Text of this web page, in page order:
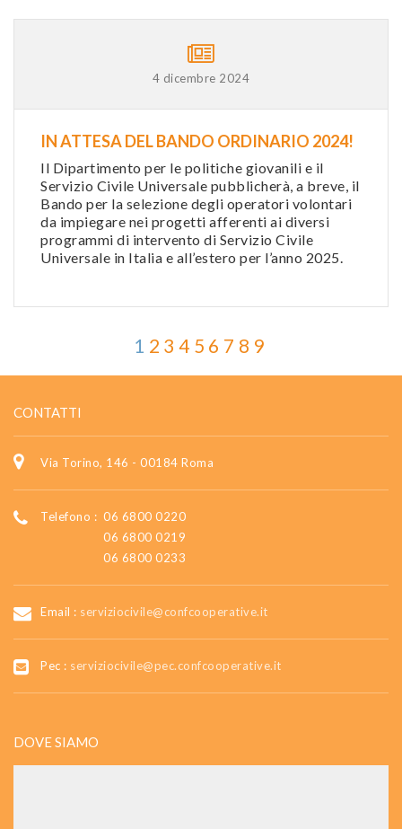
4 dicembre 2024
IN ATTESA DEL BANDO ORDINARIO 2024!
Il Dipartimento per le politiche giovanili e il
Servizio Civile Universale pubblicherà, a breve, il
Bando per la selezione degli operatori volontari
da impiegare nei progetti afferenti ai diversi
programmi di intervento di Servizio Civile
Universale in Italia e all’estero per l’anno 2025.
1 2 3 4 5 6 7 8 9
CONTATTI
Via Torino, 146 - 00184 Roma
Telefono : 06 6800 0220
06 6800 0219
06 6800 0233
Email : serviziocivile@confcooperative.it
Pec : serviziocivile@pec.confcooperative.it
DOVE SIAMO